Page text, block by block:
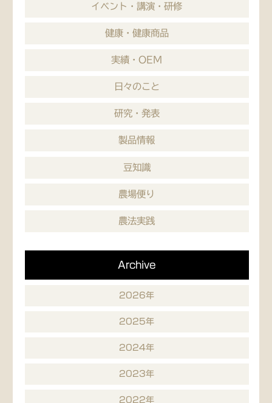
イベント・講演・研修
健康・健康商品
実績・OEM
日々のこと
研究・発表
製品情報
豆知識
農場便り
農法実践
Archive
2026年
2025年
2024年
2023年
2022年